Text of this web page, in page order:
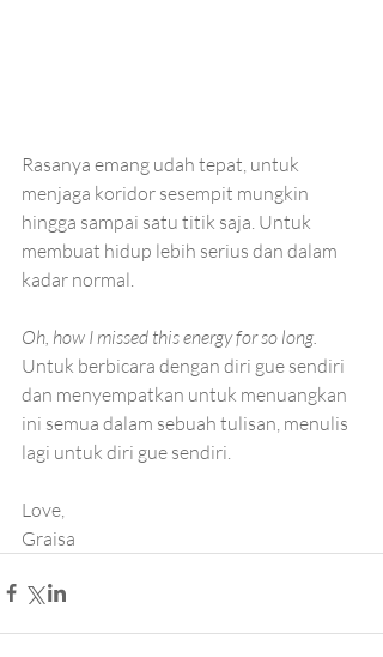
Rasanya emang udah tepat, untuk
menjaga koridor sesempit mungkin
hingga sampai satu titik saja. Untuk
membuat hidup lebih serius dan dalam
kadar normal.
Oh, how I missed this energy for so long.
Untuk berbicara dengan diri gue sendiri
dan menyempatkan untuk menuangkan
ini semua dalam sebuah tulisan, menulis
lagi untuk diri gue sendiri.
Love,
Graisa